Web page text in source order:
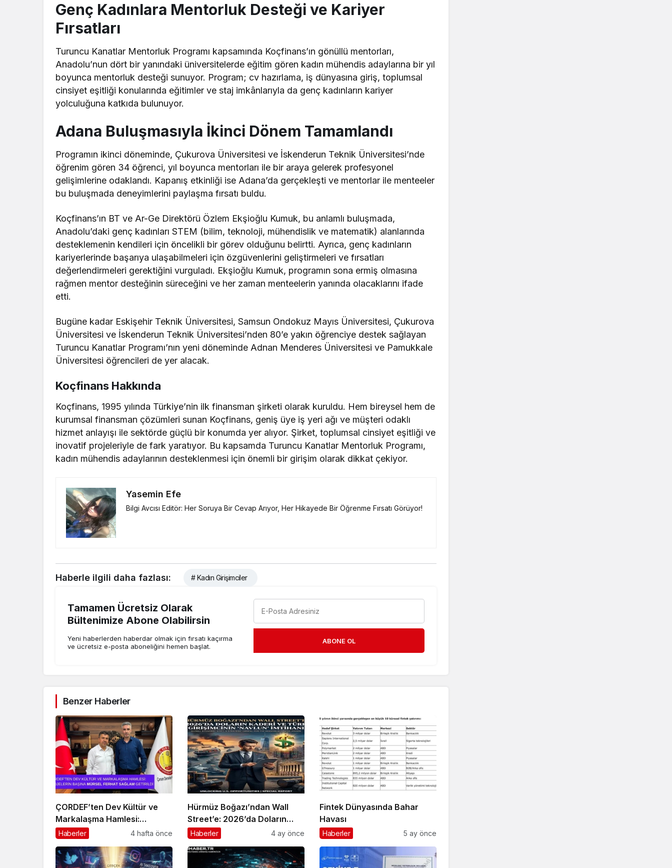
Genç Kadınlara Mentorluk Desteği ve Kariyer
Fırsatları
Turuncu Kanatlar Mentorluk Programı kapsamında Koçfinans’ın gönüllü mentorları,
Anadolu’nun dört bir yanındaki üniversitelerde eğitim gören kadın mühendis adaylarına bir yıl
boyunca mentorluk desteği sunuyor. Program; cv hazırlama, iş dünyasına giriş, toplumsal
cinsiyet eşitliği konularında eğitimler ve staj imkânlarıyla da genç kadınların kariyer
yolculuğuna katkıda bulunuyor.
Adana Buluşmasıyla İkinci Dönem Tamamlandı
Programın ikinci döneminde, Çukurova Üniversitesi ve İskenderun Teknik Üniversitesi’nde
öğrenim gören 34 öğrenci, yıl boyunca mentorları ile bir araya gelerek profesyonel
gelişimlerine odaklandı. Kapanış etkinliği ise Adana’da gerçekleşti ve mentorlar ile menteeler
bu buluşmada deneyimlerini paylaşma fırsatı buldu.
Koçfinans’ın BT ve Ar-Ge Direktörü Özlem Ekşioğlu Kumuk, bu anlamlı buluşmada,
Anadolu’daki genç kadınları STEM (bilim, teknoloji, mühendislik ve matematik) alanlarında
desteklemenin kendileri için öncelikli bir görev olduğunu belirtti. Ayrıca, genç kadınların
kariyerlerinde başarıya ulaşabilmeleri için özgüvenlerini geliştirmeleri ve fırsatları
değerlendirmeleri gerektiğini vurguladı. Ekşioğlu Kumuk, programın sona ermiş olmasına
rağmen mentor desteğinin süreceğini ve her zaman menteelerin yanında olacaklarını ifade
etti.
Bugüne kadar Eskişehir Teknik Üniversitesi, Samsun Ondokuz Mayıs Üniversitesi, Çukurova
Üniversitesi ve İskenderun Teknik Üniversitesi’nden 80’e yakın öğrenciye destek sağlayan
Turuncu Kanatlar Programı’nın yeni döneminde Adnan Menderes Üniversitesi ve Pamukkale
Üniversitesi öğrencileri de yer alacak.
Koçfinans Hakkında
Koçfinans, 1995 yılında Türkiye’nin ilk finansman şirketi olarak kuruldu. Hem bireysel hem de
kurumsal finansman çözümleri sunan Koçfinans, geniş üye iş yeri ağı ve müşteri odaklı
hizmet anlayışı ile sektörde güçlü bir konumda yer alıyor. Şirket, toplumsal cinsiyet eşitliği ve
inovatif projeleriyle de fark yaratıyor. Bu kapsamda Turuncu Kanatlar Mentorluk Programı,
kadın mühendis adaylarının desteklenmesi için önemli bir girişim olarak dikkat çekiyor.
Yasemin Efe
Bilgi Avcısı Editör: Her Soruya Bir Cevap Arıyor, Her Hikayede Bir Öğrenme Fırsatı Görüyor!
Haberle ilgili daha fazlası: # Kadın Girişimciler
Tamamen Ücretsiz Olarak
Bültenimize Abone Olabilirsin
Yeni haberlerden haberdar olmak için fırsatı kaçırma
ve ücretsiz e-posta aboneliğini hemen başlat.
ABONE OL
Benzer Haberler
ÇORDEF’ten Dev Kültür ve
Markalaşma Hamlesi:
Projelerin Başına Mürsel
Haberler 4 hafta önce
Hürmüz Boğazı’ndan Wall
Street’e: 2026’da Doların
Kaderi ve Türk Girişimcinin
Haberler 4 ay önce
Fintek Dünyasında Bahar
Havası
Haberler 5 ay önce